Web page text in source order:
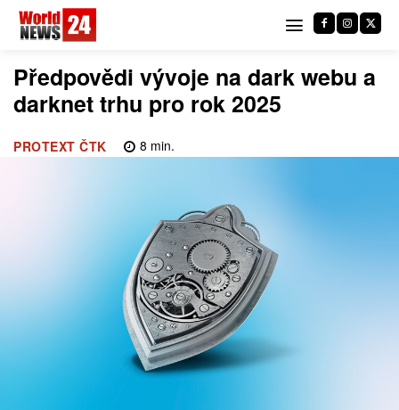
Předpovědi vývoje na dark webu a
darknet trhu pro rok 2025
PROTEXT ČTK 8 min.